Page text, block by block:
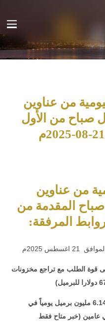
من عناوين
كل صباح من الأول
من عناوين
صباح المقدمة من
المرفقة:
على قوة الطلب مع تراجع مخزونات
السعودية: صادرات النفط تتراجع إلى 6.14 مليون برميل يومياً في
عامين (خبر متاح فقط